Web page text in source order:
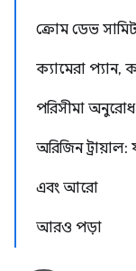
ক্রোম ডেভ
ক্যামেরা প্যান,
পরিসীমা অনুরোধ
অরিজিন ট্রায়াল:
এবং আরো
আরও পড়া